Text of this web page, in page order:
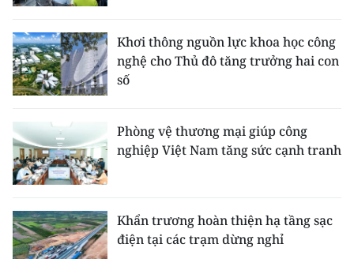
Khơi thông nguồn lực khoa học công
nghệ cho Thủ đô tăng trưởng hai con
số
Phòng vệ thương mại giúp công
nghiệp Việt Nam tăng sức cạnh tranh
Khẩn trương hoàn thiện hạ tầng sạc
điện tại các trạm dừng nghỉ